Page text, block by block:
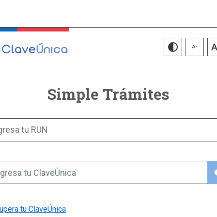
Simple Trámites
tu RUN
tu ClaveÚnica
tu ClaveÚnica